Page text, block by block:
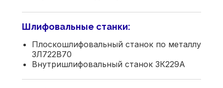
Шлифовальные станки:
Плоскошлифовальный станок по металлу
3Л722В70
Внутришлифовальный станок 3К229А